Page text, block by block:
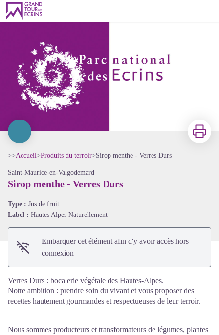
Sirop menthe - Verres Durs
Imprimer
>>Accueil>Produits du terroir>Sirop menthe - Verres Durs
Saint-Maurice-en-Valgodemard
Sirop menthe - Verres Durs
Type : Jus de fruit
Label : Hautes Alpes Naturellement
Embarquer cet élément afin d'y avoir accès hors
connexion
Verres Durs : bocalerie végétale des Hautes-Alpes.
Notre ambition : prendre soin du vivant et vous proposer des
recettes hautement gourmandes et respectueuses de leur terroir.
Nous sommes producteurs et transformateurs de légumes, plantes